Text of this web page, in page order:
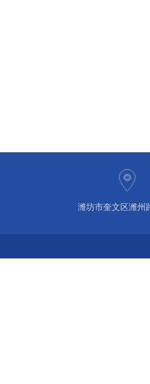
潍坊市奎文区潍州